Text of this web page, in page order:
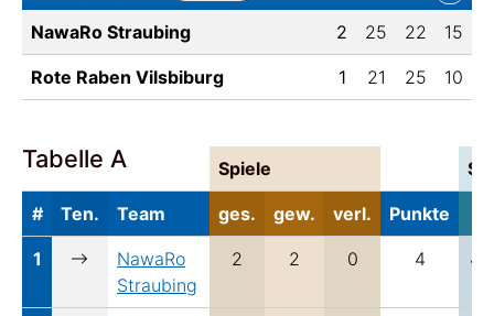
NawaRo Straubing 2 25 22 15
Rote Raben Vilsbiburg 1 21 25 10
Tabelle A Spiele
# Ten. Team ges. gew. verl. Punkte
1
NawaRo
Straubing
2 2 0 4 4:1